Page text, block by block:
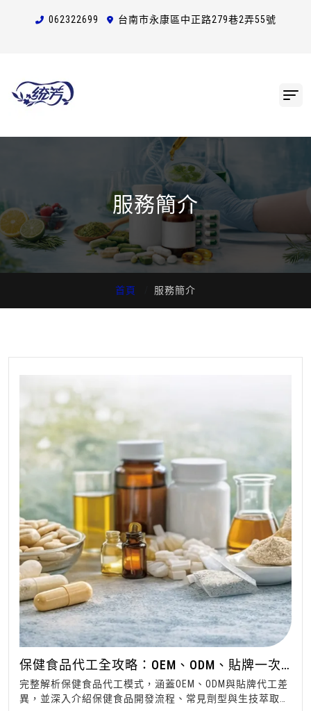
062322699 台南市永康區中正路279巷2弄55號
服務簡介
首頁 服務簡介
保健食品代工全攻略：OEM、ODM、貼牌一次
搞懂
完整解析保健食品代工模式，涵蓋OEM、ODM與貼牌代工差
異，並深入介紹保健食品開發流程、常見劑型與生技萃取技